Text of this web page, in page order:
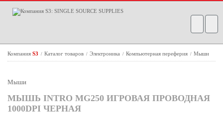
Компания S3 / Каталог товаров / Электроника / Компьютерная переферия / Мыши
Мыши
МЫШЬ INTRO MG250 ИГРОВАЯ ПРОВОДНАЯ
1000DPI ЧЕРНАЯ